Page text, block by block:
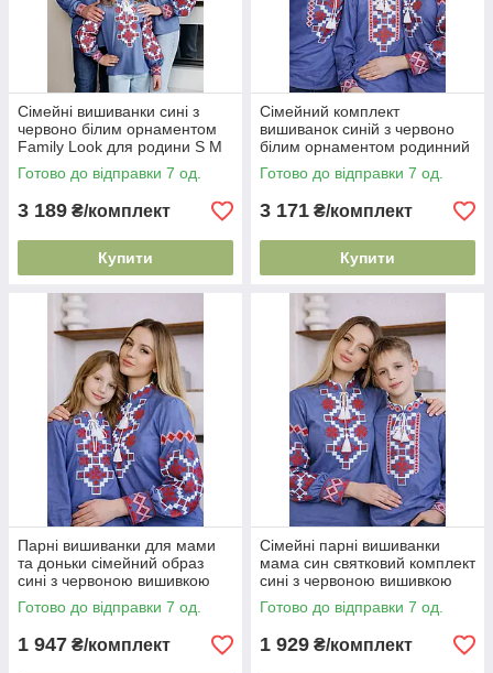
Сімейні вишиванки сині з
червоно білим орнаментом
Family Look для родини S M
L XL XXL 92–152
Готово до відправки 7 од.
3 189 ₴/комплект
Купити
Сімейний комплект
вишиванок синій з червоно
білим орнаментом родинний
лук для батьків і дитини S–
XXL 92–152
Готово до відправки 7 од.
3 171 ₴/комплект
Купити
Парні вишиванки для мами
та доньки сімейний образ
сині з червоною вишивкою
хрестиком
Готово до відправки 7 од.
1 947 ₴/комплект
Сімейні парні вишиванки
мама син святковий комплект
сині з червоною вишивкою
хрестиком
Готово до відправки 7 од.
1 929 ₴/комплект